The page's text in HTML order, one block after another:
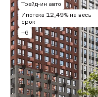
Трейд-ин авто
Ипотека 12,49% на весь
срок
+6